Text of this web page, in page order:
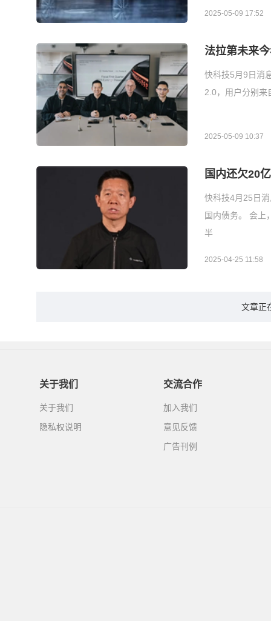
2025-05-09 17:52
法拉第未来
快科技5月9日消
2.0，用户分别来
2025-05-09 10:37
国内还欠20
快科技4月25日
国内债务。 会上
半
2025-04-25 11:58
文章正
关于我们
关于我们
隐私权说明
交流合作
加入我们
意见反馈
广告刊例